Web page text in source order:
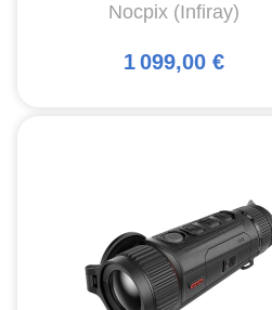
Nocpix (Infiray)
1 099,00 €